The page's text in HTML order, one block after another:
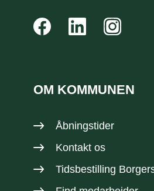
OM KOMMUNEN
Åbningstider
Kontakt os
Tidsbestilling